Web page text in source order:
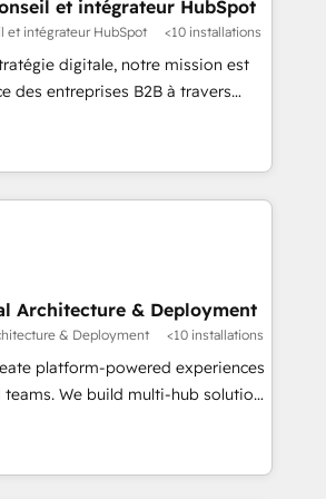
et intégrateur HubSpot
et intégrateur HubSpot <10 installations
digitale, notre mission est
des entreprises B2B à travers
auprès de vos comptes
des grands groupes voulant aller
et support client (data
API, audit et maintenance) ➤ La
de conversion qui transforment
➤ La mise en place
IA, emailing) Informations
Architecture & Deployment
& Deployment <10 installations
platform-powered experiences
We build multi-hub solutions
brands such as Lenovo,
Sciences Association, SXSW,